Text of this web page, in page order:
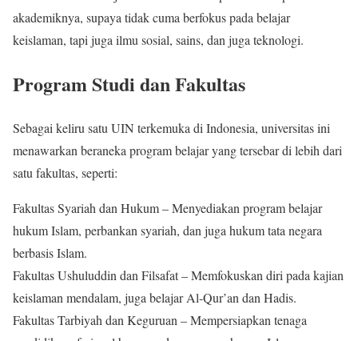
akademiknya, supaya tidak cuma berfokus pada belajar
keislaman, tapi juga ilmu sosial, sains, dan juga teknologi.
Program Studi dan Fakultas
Sebagai keliru satu UIN terkemuka di Indonesia, universitas ini
menawarkan beraneka program belajar yang tersebar di lebih dari
satu fakultas, seperti:
Fakultas Syariah dan Hukum – Menyediakan program belajar
hukum Islam, perbankan syariah, dan juga hukum tata negara
berbasis Islam.
Fakultas Ushuluddin dan Filsafat – Memfokuskan diri pada kajian
keislaman mendalam, juga belajar Al-Qur’an dan Hadis.
Fakultas Tarbiyah dan Keguruan – Mempersiapkan tenaga